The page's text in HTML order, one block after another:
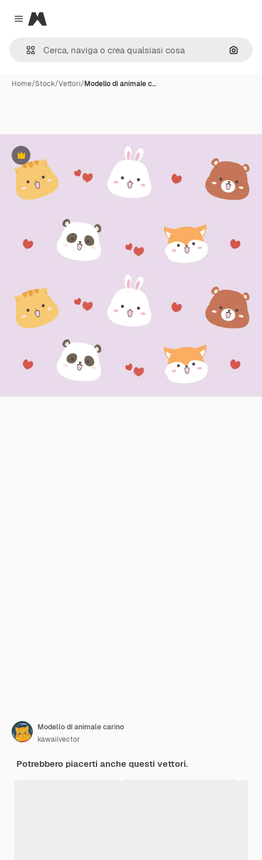
Close menu
Magnific
Cerca
Home/Stock/Vettori/Modello di animale c…
Premium
Modello di animale carino
kawaiivector
Potrebbero piacerti anche questi vettori.